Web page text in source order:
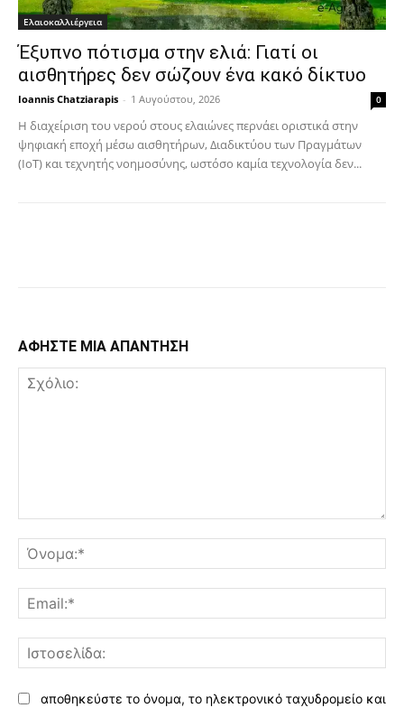
Ελαιοκαλλιέργεια
Έξυπνο πότισμα στην ελιά: Γιατί οι
αισθητήρες δεν σώζουν ένα κακό δίκτυο
Ioannis Chatziarapis - 1 Αυγούστου, 2026 0
Η διαχείριση του νερού στους ελαιώνες περνάει οριστικά στην
ψηφιακή εποχή μέσω αισθητήρων, Διαδικτύου των Πραγμάτων
(IoT) και τεχνητής νοημοσύνης, ωστόσο καμία τεχνολογία δεν...
ΑΦΗΣΤΕ ΜΙΑ ΑΠΑΝΤΗΣΗ
αποθηκεύστε το όνομα, το ηλεκτρονικό ταχυδρομείο και